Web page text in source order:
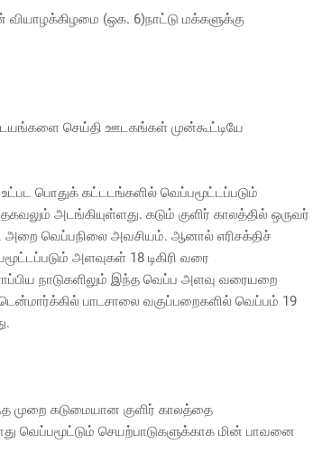
(ஒக. 6)நாட்டு மக்களுக்கு
செய்தி ஊடகங்கள் முன்கூட்டியே
பொதுக் கட்டடங்களில் வெப்பமூட்டப்படும்
அடங்கியுள்ளது. கடும் குளிர் காலத்தில் ஒருவர்
அறை வெப்பநிலை அவசியம். ஆனால் எரிசக்திச்
அளவுகள் 18 டிகிரி வரை
நாடுகளிலும் இந்த வெப்ப அளவு வரையறை
பாடசாலை வகுப்பறைகளில் வெப்பம் 19
கடுமையான குளிர் காலத்தை
வெப்பமூட்டும் செயற்பாடுகளுக்காக மின் பாவனை